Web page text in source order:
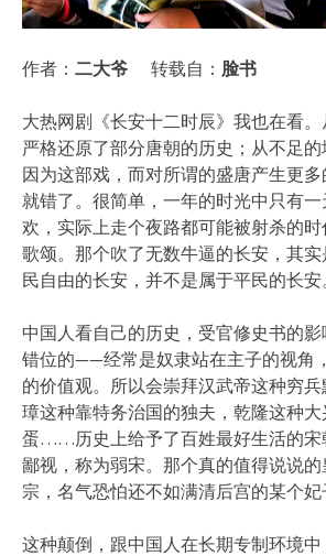
作者： 二大爷 转载自： 脸书
大热网剧《长安十二时辰》我也在看。
严格还原了部分唐朝的历史；从不足
因为这部戏，而对所谓的盛唐产生更
就错了。很简单，一年的时光中只有
欢，实际上走个夜路都可能被射杀的
歌颂。那个吹了无数牛逼的长安，其实
民自由的长安，并不是属于平民的长安
中国人看自己的历史，受官修史书的
错位的——经常是奴隶站在主子的视角
的价值观。所以会崇拜汉武帝这种穷
璋这种靠特务治国的独夫，乾隆这种
蛋……历史上给予了百姓最好生活的宋
鄙视，称为弱宋。那个真的值得说说
宗，名气恐怕还不如满清后宫的某个妃
这种颠倒，跟中国人在长期专制环境